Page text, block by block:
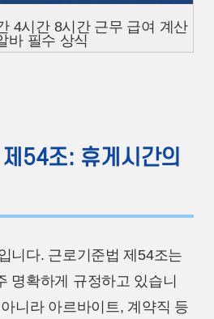
4시간 8시간 근무 급여 계산
바 필수 상식
54조: 휴게시간의
니다. 근로기준법 제54조는
명확하게 규정하고 있습니
니라 아르바이트, 계약직 등